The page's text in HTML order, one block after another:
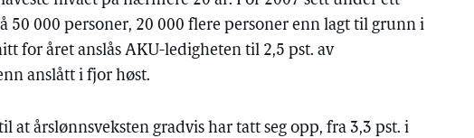
50 000 personer, 20 000 flere personer enn lagt til grunn i
for året anslås AKU-ledigheten til 2,5 pst. av
anslått i fjor høst.
årslønnsveksten gradvis har tatt seg opp, fra 3,3 pst. i